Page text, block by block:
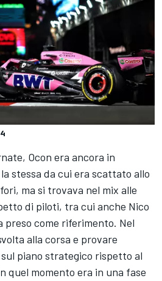
Ocon era ancora in
stessa da cui era scattato allo
ma si trovava nel mix alle
di piloti, tra cui anche Nico
preso come riferimento. Nel
alla corsa e provare
piano strategico rispetto al
quel momento era in una fase